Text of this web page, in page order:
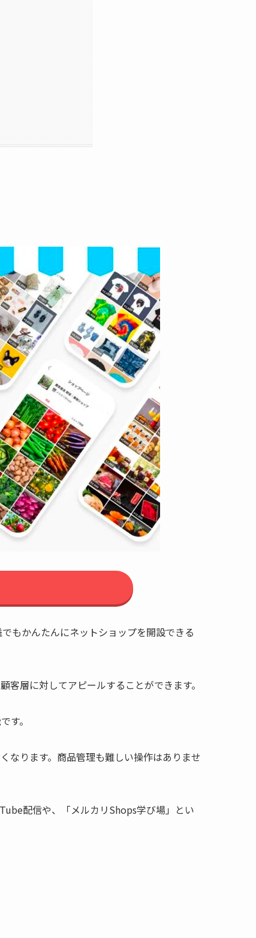
もかんたんにネットショップを開設できる
層に対してアピールすることができます。
す。
なります。商品管理も難しい操作はありませ
配信や、「メルカリShops学び場」とい